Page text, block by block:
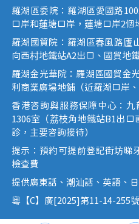
羅湖區委院：羅湖區愛國路
口岸和蓮塘口岸，蓮塘口岸2個
羅湖國貿院：羅湖區春風路廬
向西村地鐵站A2出口、國貿地
羅湖金光華院：羅湖區國貿金
利商業廣場地鋪（近羅湖口岸
香港咨詢與服務保障中心：
1306室（荔枝角地鐵站B1出
診，主要咨詢接待）
提示：預約可提前登記街坊睇
檢查費
提供廣東話、潮汕話、英語、
粵【C】廣[2025]第11-14-255號